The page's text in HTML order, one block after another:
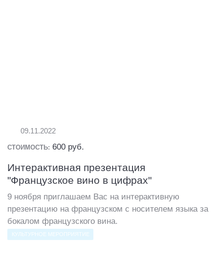
09.11.2022
СТОИМОСТЬ: 600 руб.
Интерактивная презентация
"Французское вино в цифрах"
9 ноября приглашаем Вас на интерактивную
презентацию на французском с носителем языка за
бокалом французского вина.
КУЛЬТУРНОЕ МЕРОПРИЯТИЕ